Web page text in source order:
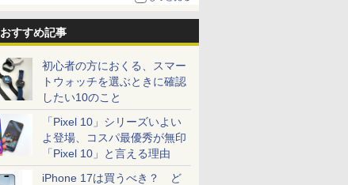
おすすめ記事
初心者の方におくる、スマー
トウォッチを選ぶときに確認
したい10のこと
「Pixel 10」シリーズいよい
よ登場、コスパ最優秀が無印
「Pixel 10」と言える理由
iPhone 17は買うべき？ ど